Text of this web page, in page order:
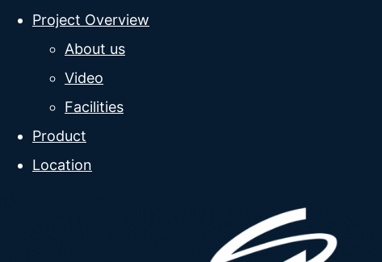
Project Overview
About us
Video
Facilities
Product
Location